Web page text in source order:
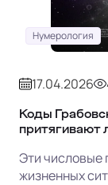
Нумерология
17.04.2026
Коды
притягивают
Эти числовые
жизненных